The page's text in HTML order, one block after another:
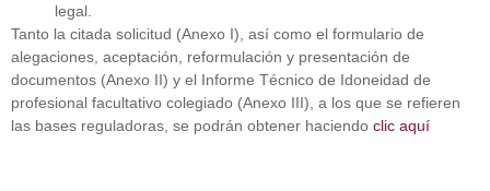
legal.
Tanto la citada solicitud (Anexo I), así como el formulario de
alegaciones, aceptación, reformulación y presentación de
documentos (Anexo II) y el Informe Técnico de Idoneidad de
profesional facultativo colegiado (Anexo III), a los que se refieren
las bases reguladoras, se podrán obtener haciendo clic aquí